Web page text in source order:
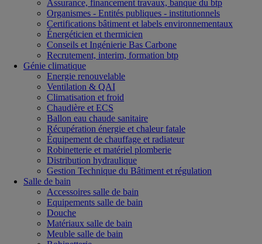
Assurance, financement travaux, banque du btp
Organismes - Entités publiques - institutionnels
Certifications bâtiment et labels environnementaux
Énergéticien et thermicien
Conseils et Ingénierie Bas Carbone
Recrutement, interim, formation btp
Génie climatique
Energie renouvelable
Ventilation & QAI
Climatisation et froid
Chaudière et ECS
Ballon eau chaude sanitaire
Récupération énergie et chaleur fatale
Équipement de chauffage et radiateur
Robinetterie et matériel plomberie
Distribution hydraulique
Gestion Technique du Bâtiment et régulation
Salle de bain
Accessoires salle de bain
Equipements salle de bain
Douche
Matériaux salle de bain
Meuble salle de bain